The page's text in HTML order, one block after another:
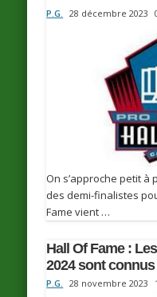
P.G. 28 décembre 2023
On s’approche petit à
des demi-finalistes
Fame vient …
Hall Of Fame :
2024 sont connus
P.G. 28 novembre 2023